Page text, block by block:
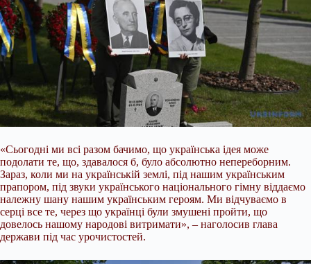
«Сьогодні ми всі разом бачимо, що українська ідея може
подолати те, що, здавалося б, було абсолютно непереборним.
Зараз, коли ми на українській землі, під нашим українським
прапором, під звуки українського національного гімну віддаємо
належну шану нашим українським героям. Ми відчуваємо в
серці все те, через що українці були змушені пройти, що
довелось нашому народові витримати», – наголосив глава
держави під час урочистостей.